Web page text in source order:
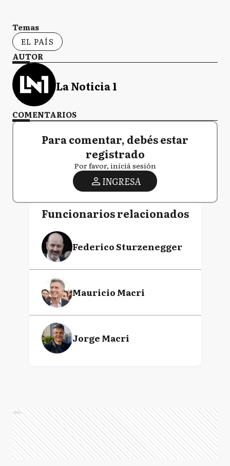
Temas
EL PAÍS
AUTOR
La Noticia 1
COMENTARIOS
Para comentar, debés estar
registrado
Por favor, iniciá sesión
INGRESA
Funcionarios relacionados
Federico Sturzenegger
Mauricio Macri
Jorge Macri
Ads